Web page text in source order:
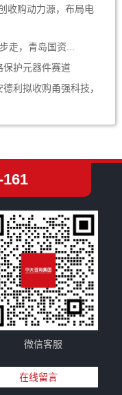
收购动力源，布局电
走，青岛国资...
保护元器件赛道
利拟收购甬强科技，
161
微信客服
在线留言